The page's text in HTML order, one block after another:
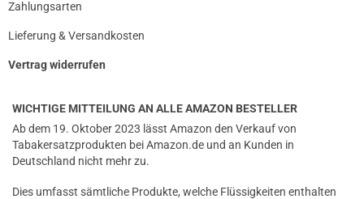
Zahlungsarten
Lieferung & Versandkosten
Vertrag widerrufen
WICHTIGE MITTEILUNG AN ALLE AMAZON BESTELLER
Ab dem 19. Oktober 2023 lässt Amazon den Verkauf von
Tabakersatzprodukten bei Amazon.de und an Kunden in
Deutschland nicht mehr zu.
Dies umfasst sämtliche Produkte, welche Flüssigkeiten enthalten